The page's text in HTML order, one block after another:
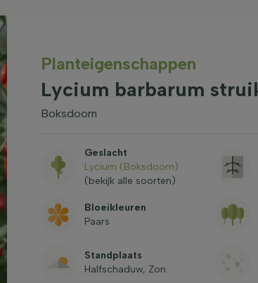
Planteigenschappen
Lycium barbarum
Boksdoorn
Geslacht
Lycium (Boksdoorn)
(bekijk alle soorten)
Bloeikleuren
Paars
Standplaats
Halfschaduw, Zon